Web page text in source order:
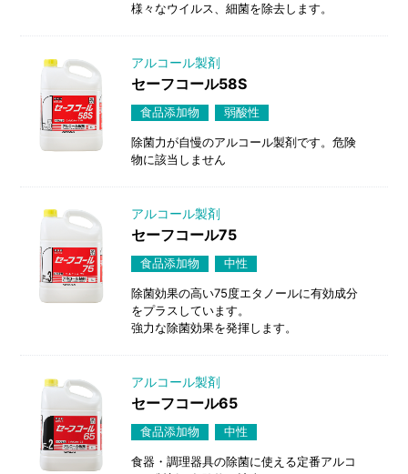
様々なウイルス、細菌を除去します。
アルコール製剤
セーフコール58S
食品添加物 弱酸性
除菌力が自慢のアルコール製剤です。危険
物に該当しません
アルコール製剤
セーフコール75
食品添加物 中性
除菌効果の高い75度エタノールに有効成分
をプラスしています。
強力な除菌効果を発揮します。
アルコール製剤
セーフコール65
食品添加物 中性
食器・調理器具の除菌に使える定番アルコ